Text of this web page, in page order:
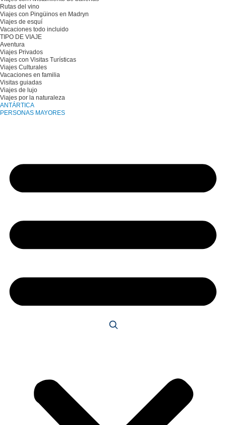
Rutas del vino
Viajes con Pingüinos en Madryn
Viajes de esquí
Vacaciones todo incluido
TIPO DE VIAJE
Aventura
Viajes Privados
Viajes con Visitas Turísticas
Viajes Culturales
Vacaciones en familia
Visitas guiadas
Viajes de lujo
Viajes por la naturaleza
ANTÁRTICA
PERSONAS MAYORES